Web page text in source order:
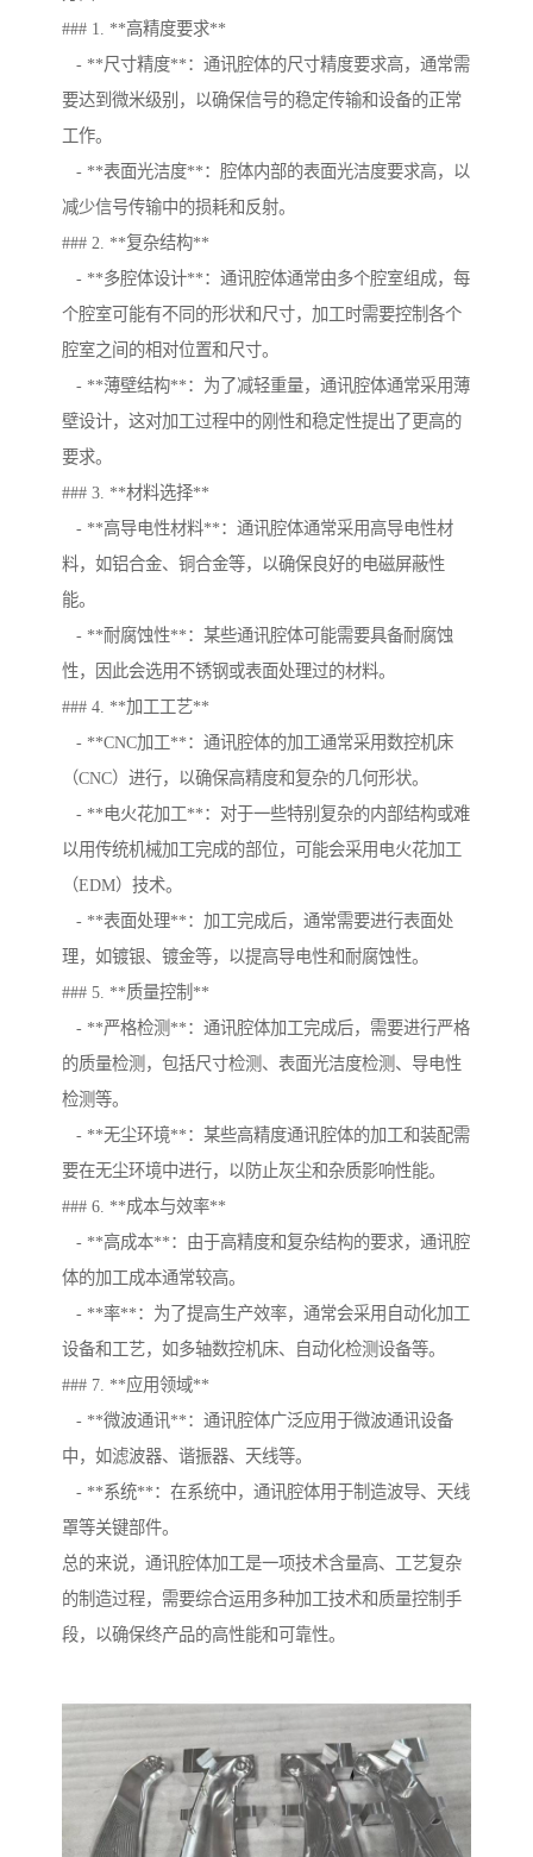
### 1. **高精度要求**
- **尺寸精度**：通讯腔体的尺寸精度要求高，通常需
要达到微米级别，以确保信号的稳定传输和设备的正常
工作。
- **表面光洁度**：腔体内部的表面光洁度要求高，以
减少信号传输中的损耗和反射。
### 2. **复杂结构**
- **多腔体设计**：通讯腔体通常由多个腔室组成，每
个腔室可能有不同的形状和尺寸，加工时需要控制各个
腔室之间的相对位置和尺寸。
- **薄壁结构**：为了减轻重量，通讯腔体通常采用薄
壁设计，这对加工过程中的刚性和稳定性提出了更高的
要求。
### 3. **材料选择**
- **高导电性材料**：通讯腔体通常采用高导电性材
料，如铝合金、铜合金等，以确保良好的电磁屏蔽性
能。
- **耐腐蚀性**：某些通讯腔体可能需要具备耐腐蚀
性，因此会选用不锈钢或表面处理过的材料。
### 4. **加工工艺**
- **CNC加工**：通讯腔体的加工通常采用数控机床
（CNC）进行，以确保高精度和复杂的几何形状。
- **电火花加工**：对于一些特别复杂的内部结构或难
以用传统机械加工完成的部位，可能会采用电火花加工
（EDM）技术。
- **表面处理**：加工完成后，通常需要进行表面处
理，如镀银、镀金等，以提高导电性和耐腐蚀性。
### 5. **质量控制**
- **严格检测**：通讯腔体加工完成后，需要进行严格
的质量检测，包括尺寸检测、表面光洁度检测、导电性
检测等。
- **无尘环境**：某些高精度通讯腔体的加工和装配需
要在无尘环境中进行，以防止灰尘和杂质影响性能。
### 6. **成本与效率**
- **高成本**：由于高精度和复杂结构的要求，通讯腔
体的加工成本通常较高。
- **率**：为了提高生产效率，通常会采用自动化加工
设备和工艺，如多轴数控机床、自动化检测设备等。
### 7. **应用领域**
- **微波通讯**：通讯腔体广泛应用于微波通讯设备
中，如滤波器、谐振器、天线等。
- **系统**：在系统中，通讯腔体用于制造波导、天线
罩等关键部件。
总的来说，通讯腔体加工是一项技术含量高、工艺复杂
的制造过程，需要综合运用多种加工技术和质量控制手
段，以确保终产品的高性能和可靠性。